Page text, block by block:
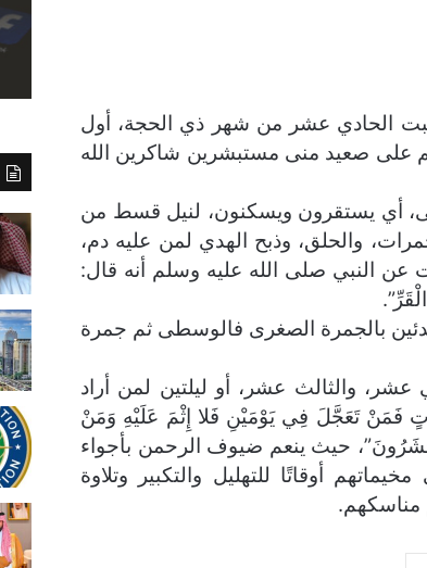
الحادي عشر من شهر ذي الحجة، أول
على صعيد منى مستبشرين شاكرين الله
أي يستقرون ويسكنون، لنيل قسط من
والحلق، وذبح الهدي لمن عليه دم،
عن النبي صلى الله عليه وسلم أنه قال:
بالجمرة الصغرى فالوسطى ثم جمرة
والثالث عشر، أو ليلتين لمن أراد
فَمَنْ تَعَجَّلَ فِي يَوْمَيْنِ فَلا إِثْمَ عَلَيْهِ وَمَنْ
تُحْشَرُونَ”، حيث ينعم ضيوف الرحمن بأجواء
أوقاتًا للتهليل والتكبير وتلاوة
مناسكهم.